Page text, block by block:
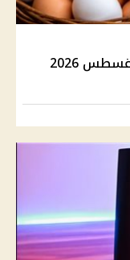
سعر الفراخ البيضاء اليوم الجمعة 7 أغسطس 2026